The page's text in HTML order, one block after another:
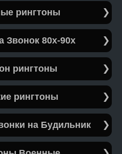
рингтоны
Звонок 80х-90х
рингтоны
рингтоны
на Будильник